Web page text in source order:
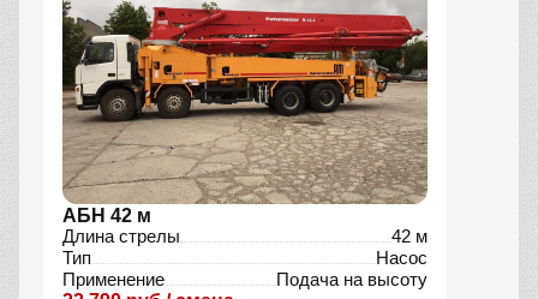
АБН 42 м
Длина стрелы
42 м
Тип
Насос
Применение
Подача на высоту